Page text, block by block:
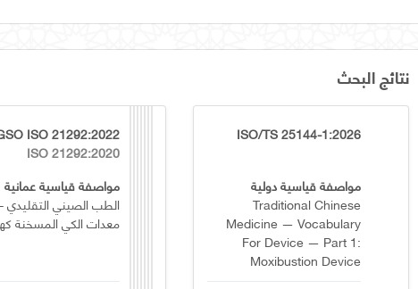
نتائج البحث
ISO/TS 25144-1:2026
مواصفة قياسية دولية
Traditional Chinese
Medicine — Vocabulary
For Device — Part 1:
Moxibustion Device
ISO 21292:2022
ISO 21292:2020
مواصفة قياسية عمانية
الطب الصيني التقليدي -
معدات الكي المسخنة